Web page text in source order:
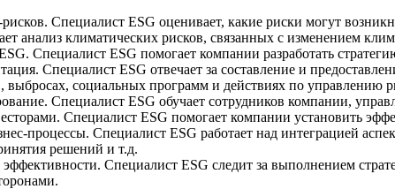
Специалист ESG оценивает, какие риски могут
анализ климатических рисков, связанных с изменением
Специалист ESG помогает компании разработать
Специалист ESG отвечает за составление и
выбросах, социальных программ и действиях по управлению
Специалист ESG обучает сотрудников компании,
Специалист ESG помогает компании установить
процессы. Специалист ESG работает над интеграцией
решений и т.д.
Специалист ESG следит за выполнением